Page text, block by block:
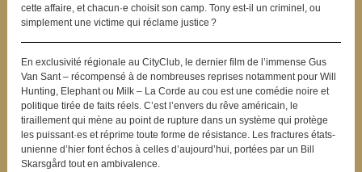
cette affaire, et chacun·e choisit son camp. Tony est-il un criminel, ou
simplement une victime qui réclame justice ?
En exclusivité régionale au CityClub, le dernier film de l’immense Gus
Van Sant – récompensé à de nombreuses reprises notamment pour Will
Hunting, Elephant ou Milk – La Corde au cou est une comédie noire et
politique tirée de faits réels. C’est l’envers du rêve américain, le
tiraillement qui mène au point de rupture dans un système qui protège
les puissant·es et réprime toute forme de résistance. Les fractures états-
unienne d’hier font échos à celles d’aujourd’hui, portées par un Bill
Skarsgård tout en ambivalence.